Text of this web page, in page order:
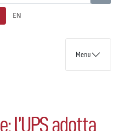
EN
Menu
l’UPS adotta